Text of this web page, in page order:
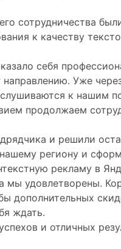
сотрудничества
к качеству
себя
Уже
к нашим
продолжаем
и решили
региону и
рекламу в
мы удовлетворены.
дополнительных
ждать.
и отличных